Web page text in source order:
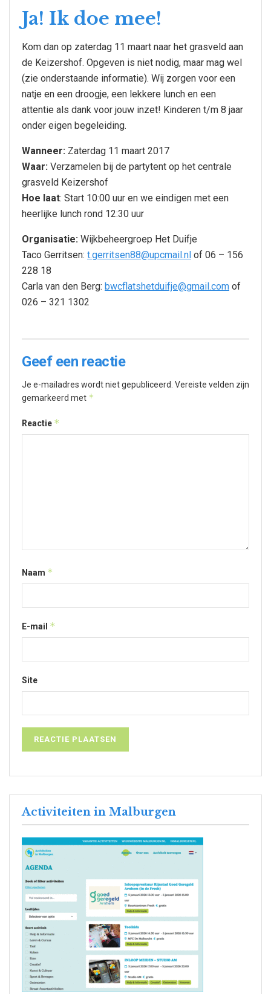
Ja! Ik doe mee!
Kom dan op zaterdag 11 maart naar het grasveld aan
de Keizershof. Opgeven is niet nodig, maar mag wel
(zie onderstaande informatie). Wij zorgen voor een
natje en een droogje, een lekkere lunch en een
attentie als dank voor jouw inzet! Kinderen t/m 8 jaar
onder eigen begeleiding.
Wanneer: Zaterdag 11 maart 2017
Waar: Verzamelen bij de partytent op het centrale
grasveld Keizershof
Hoe laat: Start 10:00 uur en we eindigen met een
heerlijke lunch rond 12:30 uur
Organisatie: Wijkbeheergroep Het Duifje
Taco Gerritsen: t.gerritsen88@upcmail.nl of 06 – 156
228 18
Carla van den Berg: bwcflatshetduifje@gmail.com of
026 – 321 1302
Geef een reactie
Je e-mailadres wordt niet gepubliceerd. Vereiste velden zijn
gemarkeerd met *
Reactie *
Naam *
E-mail *
Site
Activiteiten in Malburgen